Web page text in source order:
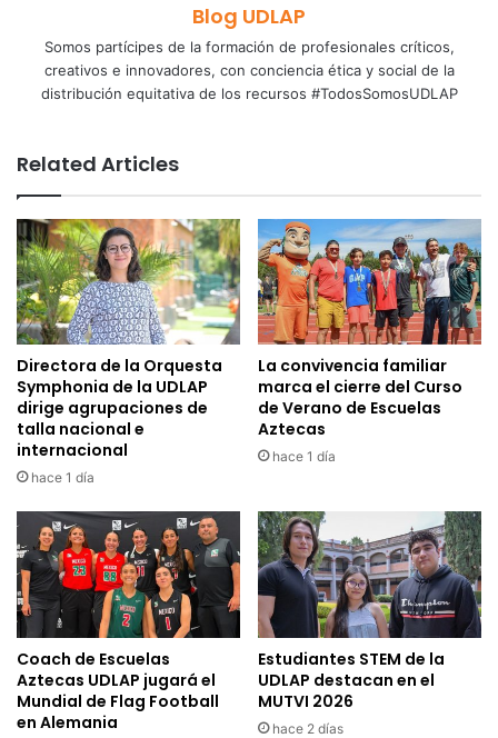
Blog UDLAP
Somos partícipes de la formación de profesionales críticos,
creativos e innovadores, con conciencia ética y social de la
distribución equitativa de los recursos #TodosSomosUDLAP
Related Articles
Directora de la Orquesta
Symphonia de la UDLAP
dirige agrupaciones de
talla nacional e
internacional
hace 1 día
La convivencia familiar
marca el cierre del Curso
de Verano de Escuelas
Aztecas
hace 1 día
Coach de Escuelas
Aztecas UDLAP jugará el
Mundial de Flag Football
en Alemania
Estudiantes STEM de la
UDLAP destacan en el
MUTVI 2026
hace 2 días